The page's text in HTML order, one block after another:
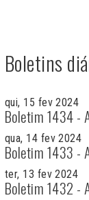
Boletins
qui, 15 fev 2024
Boletim 1434 -
qua, 14 fev 2024
Boletim 1433 -
ter, 13 fev 2024
Boletim 1432 -